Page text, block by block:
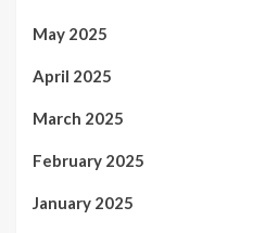
May 2025
April 2025
March 2025
February 2025
January 2025